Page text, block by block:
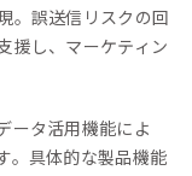
。誤送信リスクの回
援し、マーケティン
ータ活用機能によ
。具体的な製品機能